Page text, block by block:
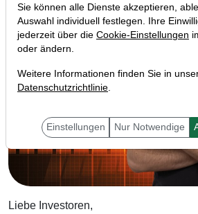
Liebe Investoren,
Sie können alle Dienste akzeptieren,
Auswahl individuell festlegen. Ihre
jederzeit über die Cookie-Einstellungen
oder ändern.
Weitere Informationen finden Sie in
Datenschutzrichtlinie.
Einstellungen Nur Notwendige